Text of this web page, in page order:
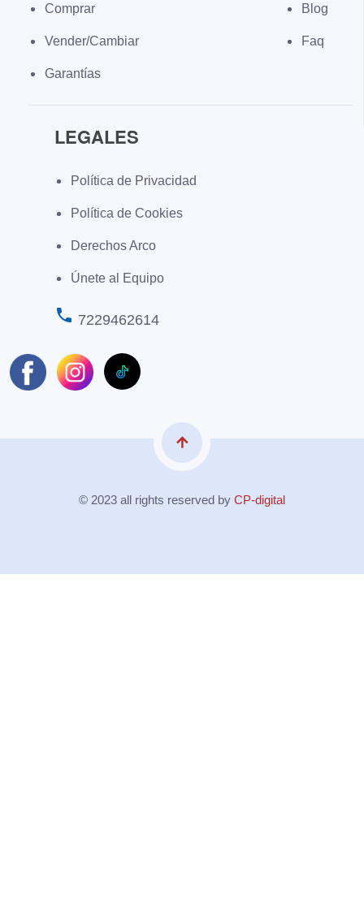
Comprar
Vender/Cambiar
Garantías
Blog
Faq
LEGALES
Política de Privacidad
Política de Cookies
Derechos Arco
Únete al Equipo
phone 7229462614
© 2023 all rights reserved by CP-digital
arrow_upward